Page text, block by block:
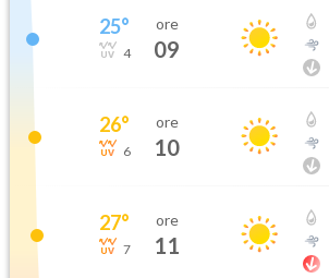
25°
4
ore
09
26°
6
ore
10
27°
7
ore
11